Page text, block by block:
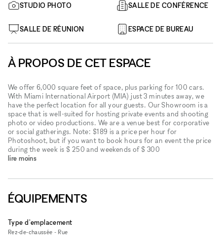
STUDIO PHOTO SALLE DE CONFÉRENCE
SALLE DE RÉUNION ESPACE DE BUREAU
À PROPOS DE CET ESPACE
We offer 6,000 square feet of space, plus parking for 100 cars.
With Miami International Airport (MIA) just 3 minutes away, we
have the perfect location for all your guests. Our Showroom is a
space that is well-suited for hosting private events and shooting
photo or video productions. We are a venue best for corporative
or social gatherings. Note: $189 is a price per hour for
Photoshoot, but if you want to book hours for an event the price
during the week is $ 250 and weekends of $ 300
lire moins
ÉQUIPEMENTS
Type d'emplacement
Rez-de-chaussée - Rue